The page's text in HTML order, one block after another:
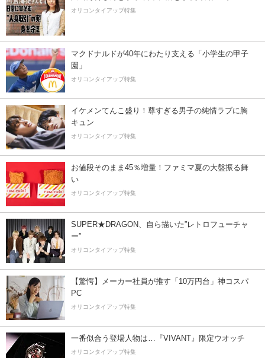
オリコンタイアップ特集
マクドナルドが40年にわたり支える「小学生の甲子
園」
オリコンタイアップ特集
イケメンてんこ盛り！尊すぎる男子の純情ラブに胸
キュン
オリコンタイアップ特集
お値段そのまま45％増量！ファミマ夏の大盤振る舞
い
オリコンタイアップ特集
SUPER★DRAGON、自ら描いた”レトロフューチャ
ー”
オリコンタイアップ特集
【驚愕】メーカー社員が推す「10万円台」神コスパ
PC
オリコンタイアップ特集
一番似合う登場人物は…『VIVANT』限定ウオッチ
オリコンタイアップ特集